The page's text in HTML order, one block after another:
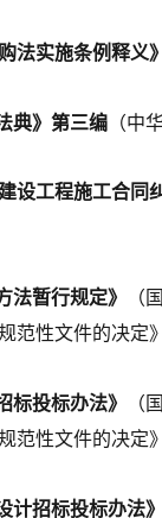
法实施条例释义
典》第三编 （中
设工程施工合
法暂行规定》
（
范性文件的决定
标投标办法》
（
范性文件的决定
计招标投标办法